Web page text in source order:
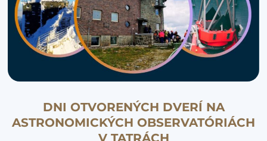
DNI OTVORENÝCH DVERÍ NA
ASTRONOMICKÝCH OBSERVATÓRIÁCH
V TATRÁCH